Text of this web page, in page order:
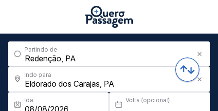
Partindo de
Indo para
Ida Volta (opcional)